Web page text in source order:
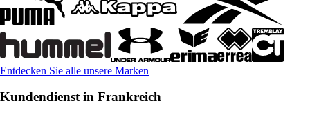
Entdecken Sie alle unsere Marken
Kundendienst in Frankreich